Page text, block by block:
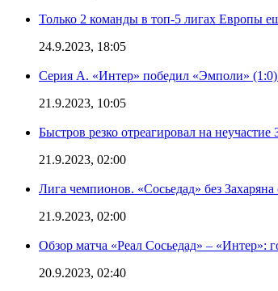
Только 2 команды в топ-5 лигах Европы
24.9.2023, 18:05
Серия А. «Интер» победил «Эмполи» (1:0)
21.9.2023, 10:05
Быстров резко отреагировал на
21.9.2023, 02:00
Лига чемпионов. «Сосьедад» без
21.9.2023, 02:00
Обзор матча «Реал Сосьедад» –
20.9.2023, 02:40